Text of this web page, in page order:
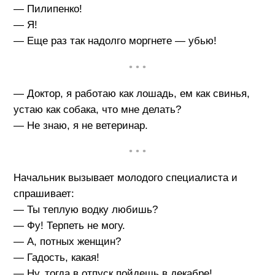
— Пилипенко!
— Я!
— Еще раз так надолго моргнете — убью!
• • •
— Доктор, я работаю как лошадь, ем как свинья,
устаю как собака, что мне делать?
— Не знаю, я не ветеринар.
• • •
Начальник вызывает молодого специалиста и
спрашивает:
— Ты теплую водку любишь?
— Фу! Терпеть не могу.
— А, потных женщин?
— Гадость, какая!